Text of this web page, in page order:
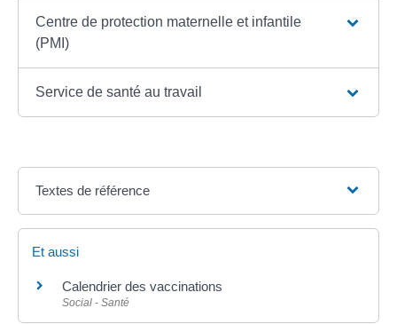
Centre de protection maternelle et infantile
(PMI)
Service de santé au travail
Textes de référence
Et aussi
Calendrier des vaccinations
Social - Santé